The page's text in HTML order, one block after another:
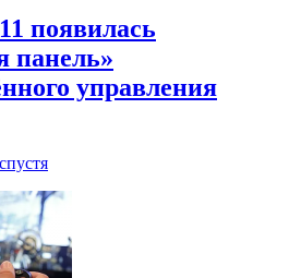
появилась
панель»
управления